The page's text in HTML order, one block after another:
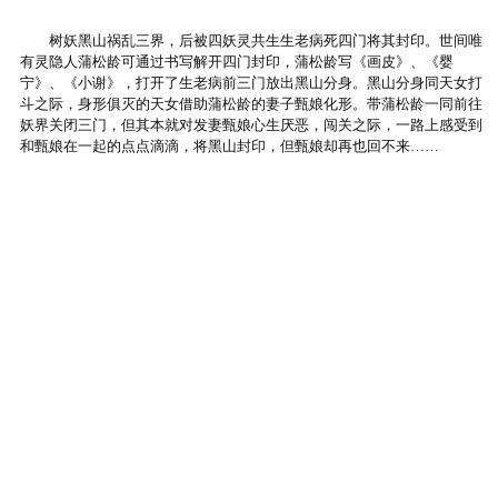
树妖黑山祸乱三界，后被四妖灵共生生老病死四门将其封印。世间唯
有灵隐人蒲松龄可通过书写解开四门封印，蒲松龄写《画皮》、《婴
宁》、《小谢》，打开了生老病前三门放出黑山分身。黑山分身同天女打
斗之际，身形俱灭的天女借助蒲松龄的妻子甄娘化形。带蒲松龄一同前往
妖界关闭三门，但其本就对发妻甄娘心生厌恶，闯关之际，一路上感受到
和甄娘在一起的点点滴滴，将黑山封印，但甄娘却再也回不来……